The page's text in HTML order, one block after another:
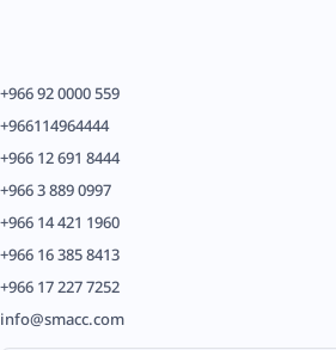
+966 92 0000 559
+966114964444
+966 12 691 8444
+966 3 889 0997
+966 14 421 1960
+966 16 385 8413
+966 17 227 7252
info@smacc.com